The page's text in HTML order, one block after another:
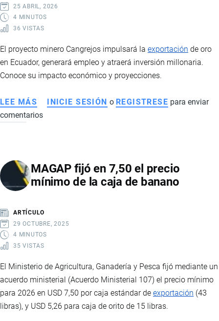
PROCESO
PASO
25 ABRIL, 2026
4 MINUTOS
36 VISTAS
El proyecto minero Cangrejos impulsará la exportación de oro
en Ecuador, generará empleo y atraerá inversión millonaria.
Conoce su impacto económico y proyecciones.
LEE MÁS SOBRE
PROYECTO
MINA
DE
IMPULSARÁ
LA
ECONOMÍA
EMPLEO
ECUADOR
INICIE SESIÓN o REGISTRESE para enviar
comentarios
MAGAP fijó en 7,50 el precio
mínimo de la caja de banano
ARTÍCULO
29 OCTUBRE, 2025
4 MINUTOS
35 VISTAS
El Ministerio de Agricultura, Ganadería y Pesca fijó mediante un
acuerdo ministerial (Acuerdo Ministerial 107) el precio mínimo
para 2026 en USD 7,50 por caja estándar de exportación (43
libras), y USD 5,26 para caja de orito de 15 libras.